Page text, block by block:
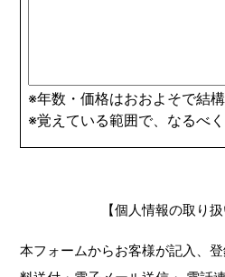
※年数・価格はおおよそで結構
※覚えている範囲で、なるべ
【個人情報の取り
本フォームからお客様が記入、